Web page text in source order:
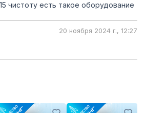
чистоту есть такое оборудование
20 ноября 2024 г., 12:27